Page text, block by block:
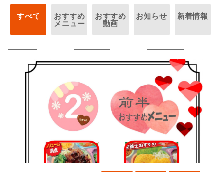
すべて
おすすめ
メニュー
おすすめ
動画
お知らせ 新着情報